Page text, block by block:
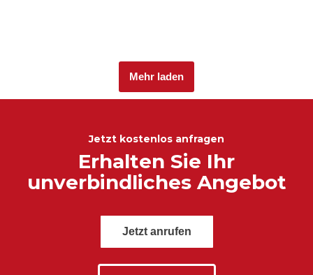
Mehr laden
Jetzt kostenlos anfragen
Erhalten Sie Ihr
unverbindliches Angebot
Jetzt anrufen